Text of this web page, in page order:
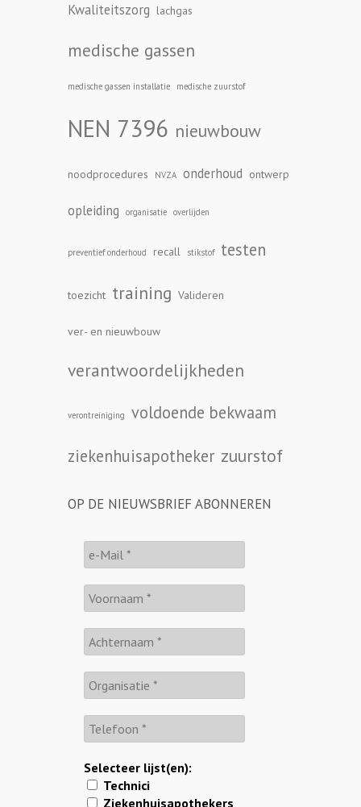
Kwaliteitszorg lachgas
medische gassen
medische gassen installatie medische zuurstof
NEN 7396 nieuwbouw
noodprocedures NVZA onderhoud ontwerp
opleiding organisatie overlijden
preventief onderhoud recall stikstof testen
toezicht training Valideren
ver- en nieuwbouw
verantwoordelijkheden
verontreiniging
voldoende bekwaam
ziekenhuisapotheker zuurstof
OP DE NIEUWSBRIEF ABONNEREN
Selecteer lijst(en):
Technici
Ziekenhuisapothekers